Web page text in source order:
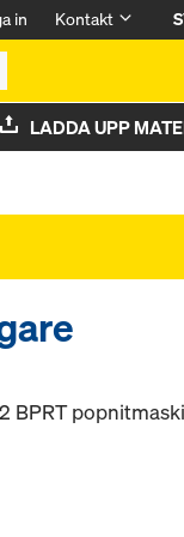
in Kontakt
LADDA UPP
BPRT